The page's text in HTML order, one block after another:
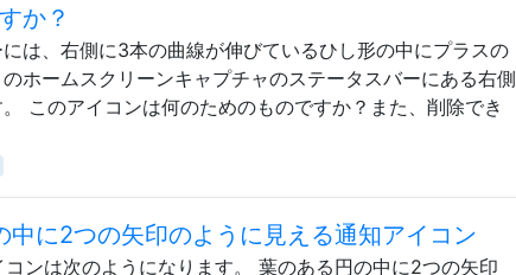
か？
は、右側に3本の曲線が伸びているひし形の中にプラスの
ホームスクリーンキャプチャのステータスバーにある右側
このアイコンは何のためのものですか？また、削除でき
に2つの矢印のように見える通知アイコン
ンは次のようになります。 葉のある円の中に2つの矢印